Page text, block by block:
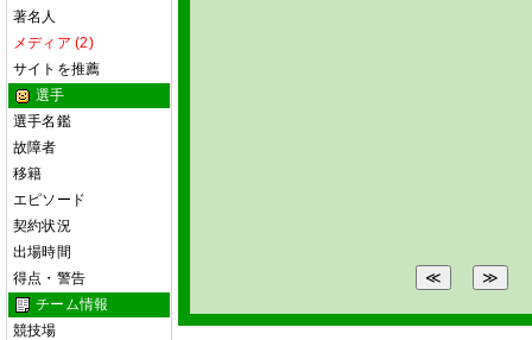
著名人
メディア (2)
サイトを推薦
選手
選手名鑑
故障者
移籍
エピソード
契約状況
出場時間
得点・警告
チーム情報
競技場